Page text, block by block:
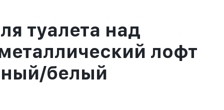
туалета над
лофт
белый